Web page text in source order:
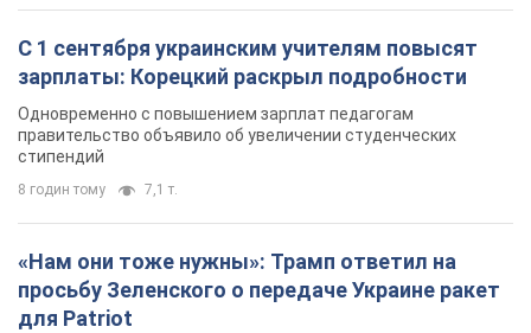
С 1 сентября украинским учителям повысят
зарплаты: Корецкий раскрыл подробности
Одновременно с повышением зарплат педагогам
правительство объявило об увеличении студенческих
стипендий
8 годин тому 7,1 т.
«Нам они тоже нужны»: Трамп ответил на
просьбу Зеленского о передаче Украине ракет
для Patriot